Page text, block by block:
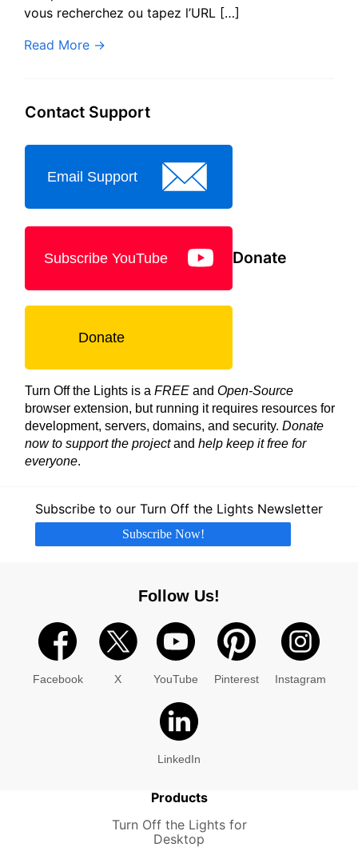
vous recherchez ou tapez l’URL […]
Read More →
Contact Support
Email Support
Subscribe YouTube Donate
Donate
Turn Off the Lights is a FREE and Open-Source
browser extension, but running it requires resources for
development, servers, domains, and security. Donate
now to support the projectand help keep it free for
everyone.
Subscribe to our Turn Off the Lights Newsletter
Subscribe Now!
Follow Us!
Facebook X YouTube Pinterest Instagram
LinkedIn
Products
Turn Off the Lights for
Desktop